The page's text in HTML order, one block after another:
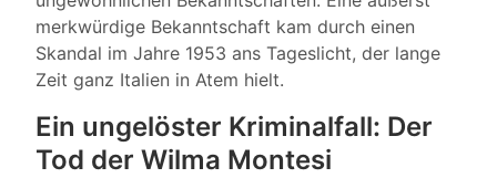
merkwürdige Bekanntschaft kam durch einen
Skandal im Jahre 1953 ans Tageslicht, der lange
Zeit ganz Italien in Atem hielt.
Ein ungelöster Kriminalfall: Der
Tod der Wilma Montesi